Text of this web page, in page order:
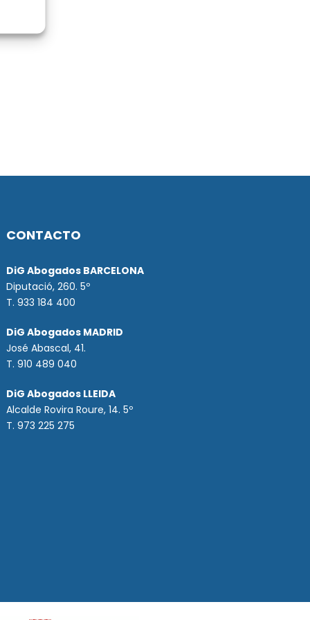
CONTACTO
DiG Abogados BARCELONA
Diputació, 260. 5º
T. 933 184 400
DiG Abogados MADRID
José Abascal, 41.
T.910 489 040
DiG Abogados LLEIDA
Alcalde Rovira Roure, 14. 5º
T. 973 225 275